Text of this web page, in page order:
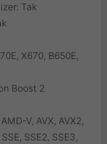
Tak
X670, B650E,
Boost 2
V, AVX, AVX2,
SSE2, SSE3,